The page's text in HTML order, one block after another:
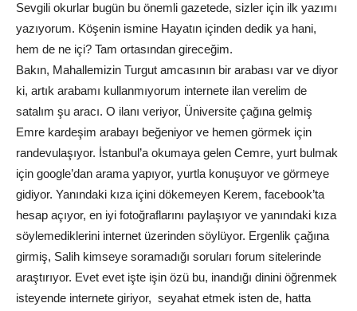
Sevgili okurlar bugün bu önemli gazetede, sizler için ilk yazımı
yazıyorum. Köşenin ismine Hayatın içinden dedik ya hani,
hem de ne içi? Tam ortasından gireceğim.
Bakın, Mahallemizin Turgut amcasının bir arabası var ve diyor
ki, artık arabamı kullanmıyorum internete ilan verelim de
satalım şu aracı. O ilanı veriyor, Üniversite çağına gelmiş
Emre kardeşim arabayı beğeniyor ve hemen görmek için
randevulaşıyor. İstanbul’a okumaya gelen Cemre, yurt bulmak
için google’dan arama yapıyor, yurtla konuşuyor ve görmeye
gidiyor. Yanındaki kıza içini dökemeyen Kerem, facebook’ta
hesap açıyor, en iyi fotoğraflarını paylaşıyor ve yanındaki kıza
söylemediklerini internet üzerinden söylüyor. Ergenlik çağına
girmiş, Salih kimseye soramadığı soruları forum sitelerinde
araştırıyor. Evet evet işte işin özü bu, inandığı dinini öğrenmek
isteyende internete giriyor, seyahat etmek isten de, hatta